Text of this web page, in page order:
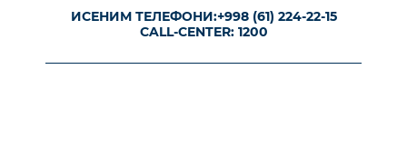
ИСЕНИМ ТЕЛЕФОНИ:+998 (61) 224-22-15
CALL-CENTER: 1200